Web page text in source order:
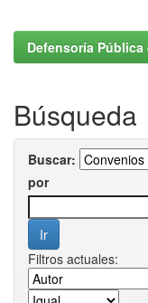
Defensoría
Búsqueda
Buscar:
por
Filtros actuales: